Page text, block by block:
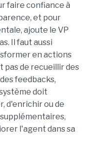
faire confiance à
et pour
ajoute le VP
Il faut aussi
en actions
pas de recueillir des
feedbacks,
doit
d'enrichir ou de
l'agent dans sa